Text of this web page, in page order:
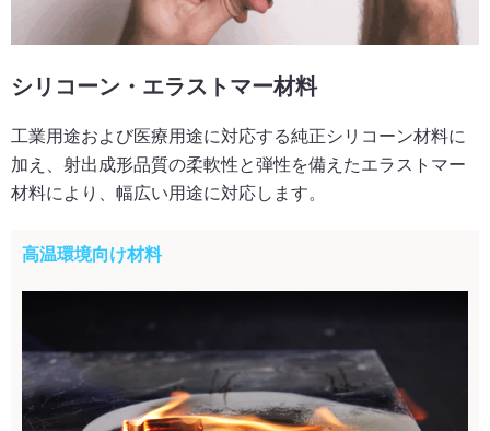
シリコーン・エラストマー材料
工業用途および医療用途に対応する純正シリコーン材料に
加え、射出成形品質の柔軟性と弾性を備えたエラストマー
材料により、幅広い用途に対応します。
高温環境向け材料